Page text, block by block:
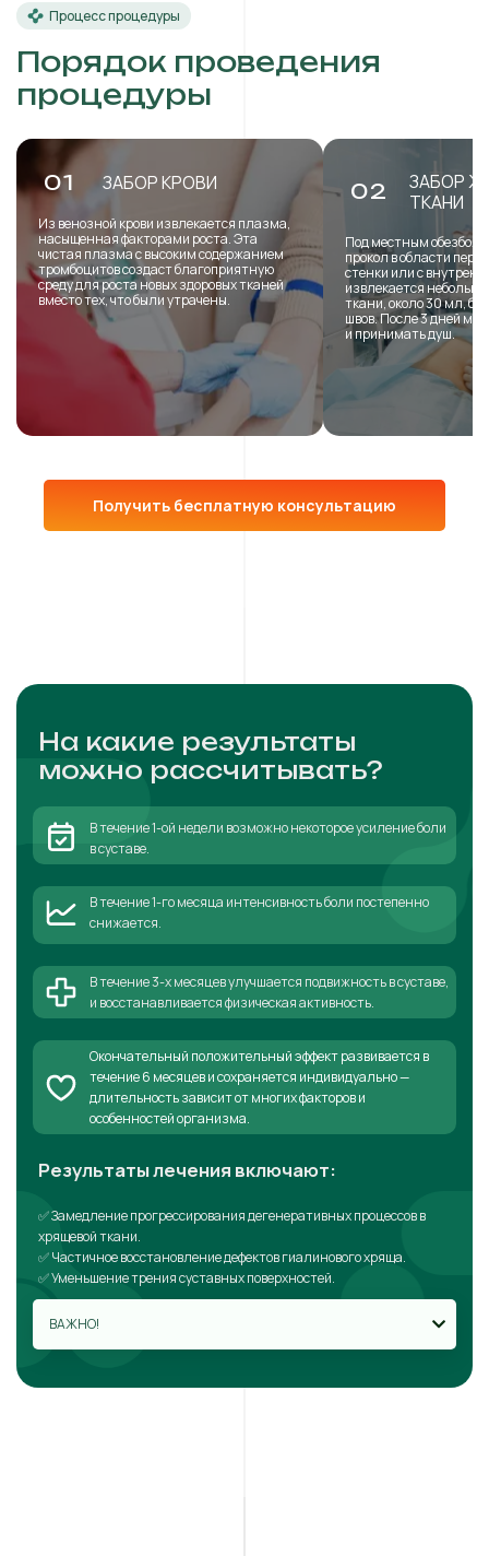
Процесс процедуры
Порядок проведения
процедуры
01 ЗАБОР КРОВИ
Из венозной крови извлекается плазма,
насыщенная факторами роста. Эта
чистая плазма с высоким содержанием
тромбоцитов создаст благоприятную
среду для роста новых здоровых тканей
вместо тех, что были утрачены.
02
ЗАБОР
ТКАНИ
Под местным
прокол в области
стенки или с
извлекается
ткани, около 30 мл,
швов. После 3 дней
и принимать душ.
Получить бесплатную консультацию
На какие результаты
можно рассчитывать?
В течение 1-ой недели возможно некоторое усиление боли
в суставе.
В течение 1-го месяца интенсивность боли постепенно
снижается.
В течение 3-х месяцев улучшается подвижность в суставе,
и восстанавливается физическая активность.
Окончательный положительный эффект развивается в
течение 6 месяцев и сохраняется индивидуально —
длительность зависит от многих факторов и
особенностей организма.
Результаты лечения включают:
✅ Замедление прогрессирования дегенеративных процессов в
хрящевой ткани.
✅ Частичное восстановление дефектов гиалинового хряща.
✅ Уменьшение трения суставных поверхностей.
ВАЖНО!